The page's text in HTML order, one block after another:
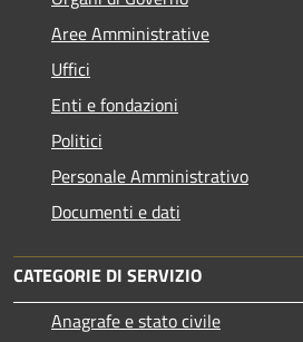
Aree Amministrative
Uffici
Enti e fondazioni
Politici
Personale Amministrativo
Documenti e dati
CATEGORIE DI SERVIZIO
Anagrafe e stato civile